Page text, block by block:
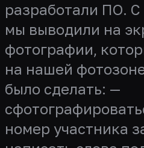
разработали ПО.
мы выводили на
фотографии,
на нашей
было сделать: —
номер участника